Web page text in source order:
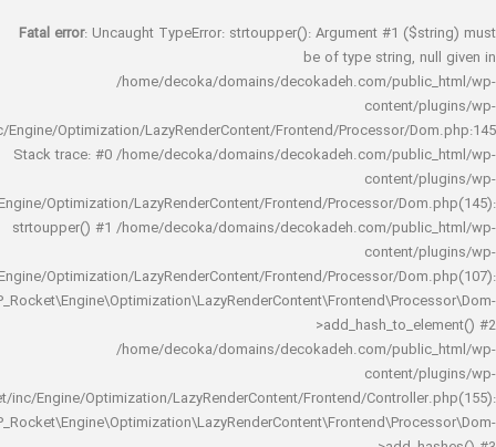
Fatal error : Uncaught TypeError: strtoupper(): Argument #1
be of type string,
/home/decoka/domains/decokadeh.com/
rocket/inc/Engine/Optimization/LazyRenderContent/Frontend/Processor/
Stack trace: #0 /home/decoka/domains/decokadeh.com/
rocket/inc/Engine/Optimization/LazyRenderContent/Frontend/Processor/
strtoupper() #1 /home/decoka/domains/decokadeh.com/
rocket/inc/Engine/Optimization/LazyRenderContent/Frontend/Processor/
/home/decoka/domains/decokadeh.com/
rocket/inc/Engine/Optimization/LazyRenderContent/Frontend/